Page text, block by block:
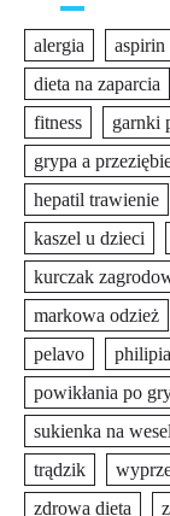
alergia aspirin
dieta na zaparcia
fitness
garnki
grypa a
hepatil trawienie
kaszel u dzieci
kurczak
markowa odzież
pelavo
powikłania po
sukienka na
trądzik
zdrowa dieta